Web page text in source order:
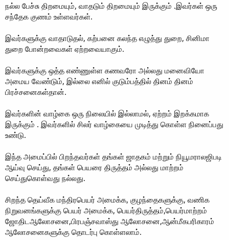
நல்ல பேச்சு திறமையும், வாதடும் திறமையும் இருக்கும் .இவர்கள் ஒரு
சந்தேக குணம் உள்ளவர்கள்.
இவர்களுக்கு வாதாடுதல், கற்பனை கலந்த எழுத்து துறை, சினிமா
துறை போன்றவைகள் ஏற்றவையாகும்.
இவர்களுக்கு ஒத்த எண்ணுள்ள கணவரோ அல்லது மனைவியோ
அமைய வேண்டும், இல்லை எனில் குடும்பத்தில் தினம் தினம்
பிரச்சனைகள்தான்.
இவர்களின் வாழ்கை ஒரு நிலையில் இல்லாமல், ஏற்றம் இறக்கமாக
இருக்கும் . இவர்களில் சிலர் வாழ்கையை முடித்து கொள்ள நினைப்பது
உண்டு.
இந்த அமைப்பில் பிறந்தவர்கள் தங்கள் ஜாதகம் மற்றும் நியூமராலஜிபடி
ஆய்வு செய்து, தங்கள் பெயரை திருத்தம் அல்லது மாற்றம்
செய்துகொள்வது நல்லது.
சிறந்த தெய்வீக மந்திரபெயர் அமைக்க, குழந்தைகளுக்கு, வணிக
நிறுவனங்களுக்கு பெயர் அமைக்க, பெயர்திருத்தம்,பெயர்மாற்றம்
ஜோதிடஆலோசனை,பிரபஞ்சவாஸ்து ஆலோசனை,ஆன்மீகபரிகாரம்
ஆலோசனைகளுக்கு தொடர்பு கொள்ளலாம்.